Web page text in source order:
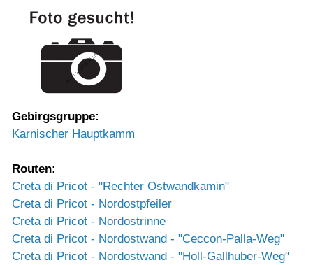
Gebirgsgruppe:
Karnischer Hauptkamm
Routen:
Creta di Pricot - "Rechter Ostwandkamin"
Creta di Pricot - Nordostpfeiler
Creta di Pricot - Nordostrinne
Creta di Pricot - Nordostwand - "Ceccon-Palla-Weg"
Creta di Pricot - Nordostwand - "Holl-Gallhuber-Weg"